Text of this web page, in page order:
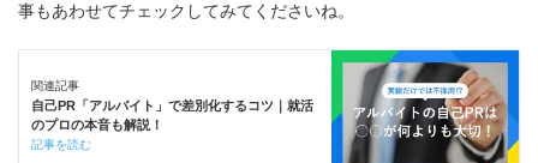
事もあわせてチェックしてみてくださいね。
関連記事
自己PR「アルバイト」で差別化するコツ｜就活
のプロの本音も解説！
記事を読む